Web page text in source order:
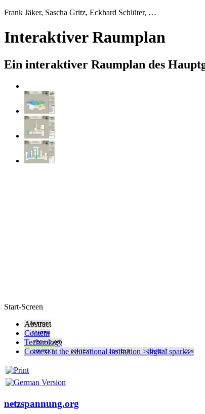
Frank Jäker, Sascha Gritz, Eckhard Schlüter, …
Interaktiver Raumplan
Ein interaktiver Raumplan des
Start-Screen
Abstract
Content
Technology
Context at the educational institution >digital sparks<
netzspannung.org